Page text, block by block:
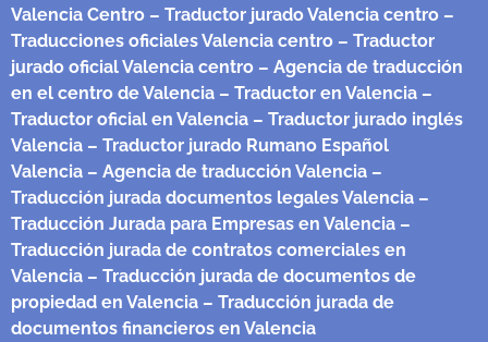
Valencia Centro – Traductor jurado Valencia centro –
Traducciones oficiales Valencia centro – Traductor
jurado oficial Valencia centro – Agencia de traducción
en el centro de Valencia – Traductor en Valencia –
Traductor oficial en Valencia – Traductor jurado inglés
Valencia – Traductor jurado Rumano Español
Valencia – Agencia de traducción Valencia –
Traducción jurada documentos legales Valencia –
Traducción Jurada para Empresas en Valencia –
Traducción jurada de contratos comerciales en
Valencia – Traducción jurada de documentos de
propiedad en Valencia – Traducción jurada de
documentos financieros en Valencia